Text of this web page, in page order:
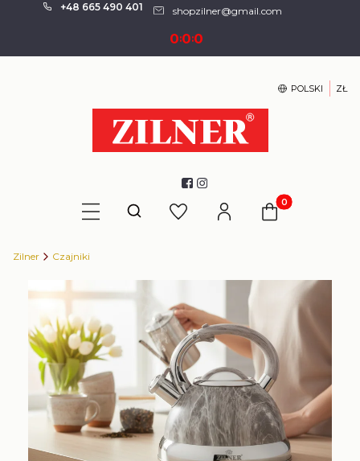
+48 665 490 401 shopzilner@gmail.com
0:0:0
POLSKI ZŁ
Otwórz wyszukiwarkę Produkty w
Zilner Czajniki